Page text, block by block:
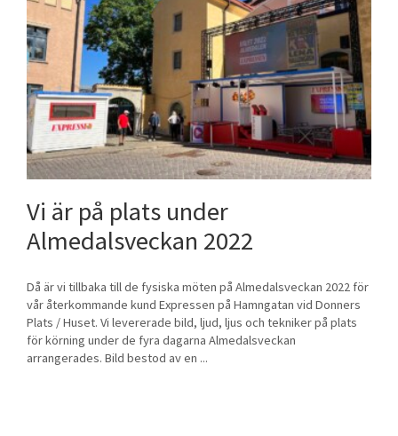
Vi är på plats under
Almedalsveckan 2022
Då är vi tillbaka till de fysiska möten på Almedalsveckan 2022 för
vår återkommande kund Expressen på Hamngatan vid Donners
Plats / Huset. Vi levererade bild, ljud, ljus och tekniker på plats
för körning under de fyra dagarna Almedalsveckan
arrangerades. Bild bestod av en ...